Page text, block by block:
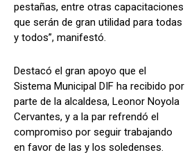
pestañas, entre otras capacitaciones
que serán de gran utilidad para todas
y todos”, manifestó.
Destacó el gran apoyo que el
Sistema Municipal DIF ha recibido por
parte de la alcaldesa, Leonor Noyola
Cervantes, y a la par refrendó el
compromiso por seguir trabajando
en favor de las y los soledenses.